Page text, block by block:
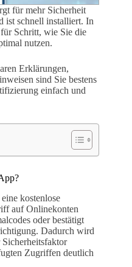
für mehr Sicherheit
ist schnell installiert. In
Schritt, wie Sie die
nutzen.
Erklärungen,
sind Sie bestens
einfach und
kostenlose
auf Onlinekonten
oder bestätigt
Dadurch wird
Sicherheitsfaktor
Zugriffen deutlich